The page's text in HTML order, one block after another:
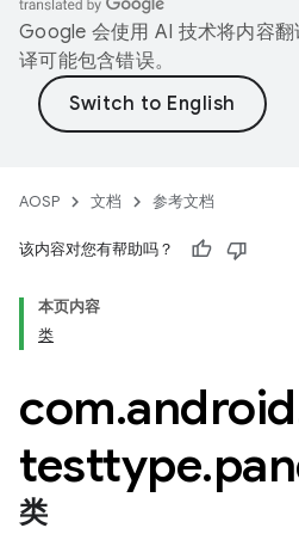
Google 会使用 AI 技术将内容
译可能包含错误。
AOSP 文档 参考文档
该内容对您有帮助吗？
本页内容
类
com.android
testtype.
类